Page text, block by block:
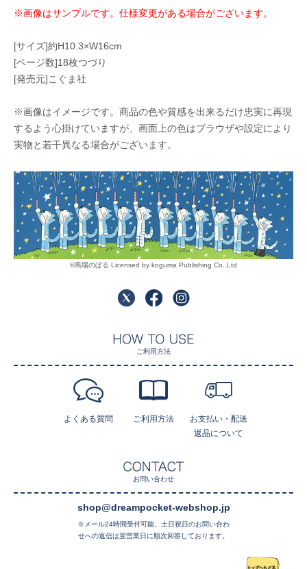
※画像はサンプルです。仕様変更がある場合がございます。
[サイズ]約H10.3×W16cm
[ページ数]18枚つづり
[発売元]こぐま社
※画像はイメージです。商品の色や質感を出来るだけ忠実に再現
するよう心掛けていますが、画面上の色はブラウザや設定により
実物と若干異なる場合がございます。
©馬場のぼる Licensed by koguma Publishing Co.,Ltd
お問い合わせ
shop@dreampocket-webshop.jp
※メール24時間受付可能。土日祝日のお問い合わ
せへの返信は翌営業日に順次回答しております。
ご利用方法
よくある質問 ご利用方法
お支払い・配送
返品について